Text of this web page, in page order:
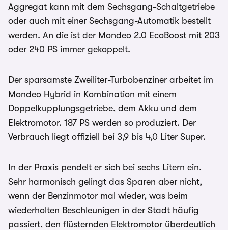
Aggregat kann mit dem Sechsgang-Schaltgetriebe
oder auch mit einer Sechsgang-Automatik bestellt
werden. An die ist der Mondeo 2.0 EcoBoost mit 203
oder 240 PS immer gekoppelt.
Der sparsamste Zweiliter-Turbobenziner arbeitet im
Mondeo Hybrid in Kombination mit einem
Doppelkupplungsgetriebe, dem Akku und dem
Elektromotor. 187 PS werden so produziert. Der
Verbrauch liegt offiziell bei 3,9 bis 4,0 Liter Super.
In der Praxis pendelt er sich bei sechs Litern ein.
Sehr harmonisch gelingt das Sparen aber nicht,
wenn der Benzinmotor mal wieder, was beim
wiederholten Beschleunigen in der Stadt häufig
passiert, den flüsternden Elektromotor überdeutlich